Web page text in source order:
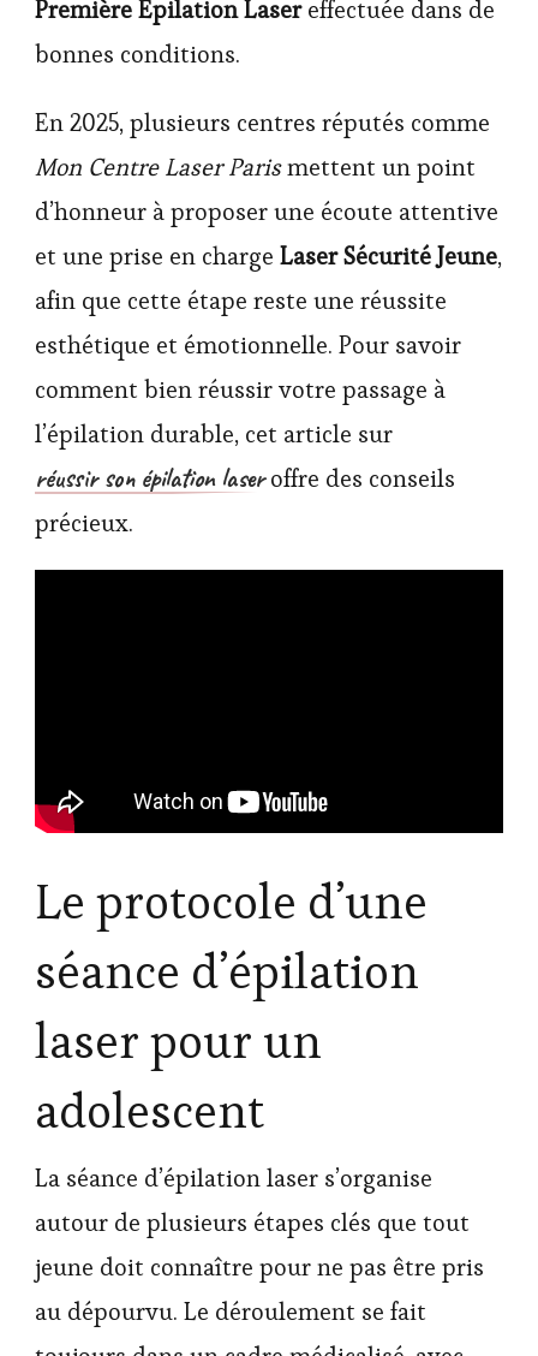
Première Épilation Lasereffectuée dans de
bonnes conditions.
En 2025, plusieurs centres réputés comme
Mon Centre Laser Parismettent un point
d’honneur à proposer une écoute attentive
et une prise en charge Laser Sécurité Jeune,
afin que cette étape reste une réussite
esthétique et émotionnelle. Pour savoir
comment bien réussir votre passage à
l’épilation durable, cet article sur
réussir son épilation laseroffre des conseils
précieux.
Le protocole d’une
séance d’épilation
laser pour un
adolescent
La séance d’épilation laser s’organise
autour de plusieurs étapes clés que tout
jeune doit connaître pour ne pas être pris
au dépourvu. Le déroulement se fait